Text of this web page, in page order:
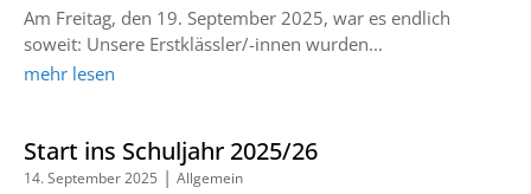
Am Freitag, den 19. September 2025, war es endlich
soweit: Unsere Erstklässler/-innen wurden...
mehr lesen
Start ins Schuljahr 2025/26
14. September 2025 | Allgemein